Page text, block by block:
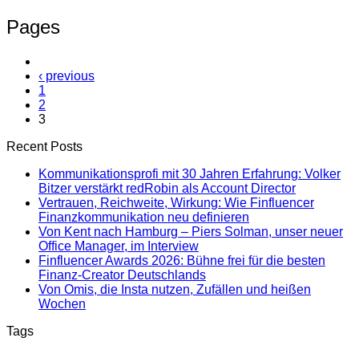
Pages
‹ previous
1
2
3
Recent Posts
Kommunikationsprofi mit 30 Jahren Erfahrung: Volker
Bitzer verstärkt redRobin als Account Director
Vertrauen, Reichweite, Wirkung: Wie Finfluencer
Finanzkommunikation neu definieren
Von Kent nach Hamburg – Piers Solman, unser neuer
Office Manager, im Interview
Finfluencer Awards 2026: Bühne frei für die besten
Finanz-Creator Deutschlands
Von Omis, die Insta nutzen, Zufällen und heißen
Wochen
Tags